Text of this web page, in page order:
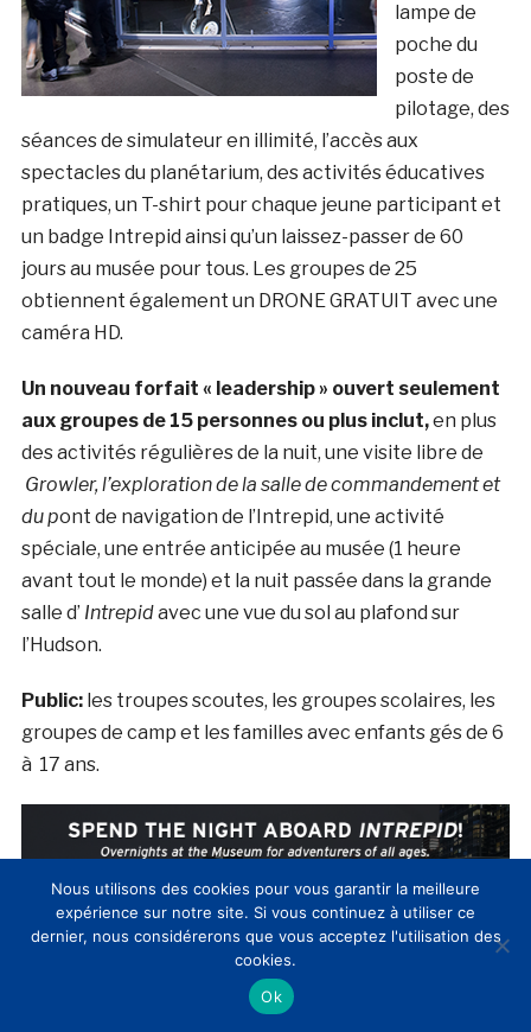
lampe de
poche du
poste de
pilotage, des
séances de simulateur en illimité, l’accès aux
spectacles du planétarium, des activités éducatives
pratiques, un T-shirt pour chaque jeune participant et
un badge Intrepid ainsi qu’un laissez-passer de 60
jours au musée pour tous. Les groupes de 25
obtiennent également un DRONE GRATUIT avec une
caméra HD.
Un nouveau forfait « leadership » ouvert seulement
aux groupes de 15 personnes ou plus inclut,en plus
des activités régulières de la nuit, une visite libre de
Growler, l’exploration de la salle de commandement et
du pont de navigation de l’Intrepid, une activité
spéciale, une entrée anticipée au musée (1 heure
avant tout le monde) et la nuit passée dans la grande
salle d’ Intrepidavec une vue du sol au plafond sur
l’Hudson.
Public:les troupes scoutes, les groupes scolaires, les
groupes de camp et les familles avec enfants gés de 6
à 17 ans.
Nous utilisons des cookies pour vous garantir la meilleure
expérience sur notre site. Si vous continuez à utiliser ce
dernier, nous considérerons que vous acceptez l'utilisation des
cookies.
Ok